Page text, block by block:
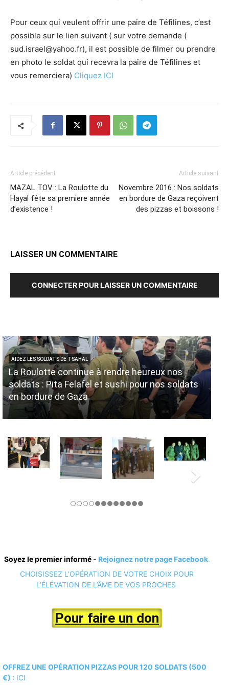
Pour ceux qui veulent offrir une paire de Téfilines, c’est
possible sur le lien suivant ( sur votre demande (
sud.israel@yahoo.fr), il est possible de filmer ou prendre
en photo le soldat qui recevra la paire de Téfilines et
vous remerciera) Cliquez ICI
Article précédent
MAZAL TOV : La Roulotte du
Hayal fête sa premiere année
d’existence !
Article suivant
Novembre 2016 : Nos soldats
en bordure de Gaza reçoivent
des pizzas et boissons !
LAISSER UN COMMENTAIRE
CONNECTER POUR LAISSER UN COMMENTAIRE
AIDEZ LES SOLDATS DE TSAHAL
La Roulotte continue à rendre heureux nos
soldats : Pita Felafel et sushi pour nos soldats
en bordure de Gaza
Soyez le premier informé - Rejoignez notre page Facebook.
CHOISISSEZ L’OPÉRATION DE VOTRE CHOIX POUR
L’ÉLÉVATION DE L’ÂME DE VOS PROCHES
Pour faire un don
OFFREZ UNE OPÉRATION PIZZAS POUR 120 SOLDATS (500
€) : ICI